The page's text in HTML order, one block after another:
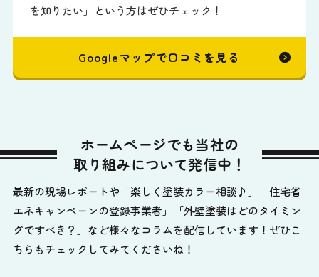
を知りたい」という方はぜひチェック！
Googleマップで口コミを見る
ホームページでも当社の
取り組みについて発信中！
最新の現場レポートや「楽しく塗装カラー相談♪」「住宅省
エネキャンペーンの登録事業者」「外壁塗装はどのタイミン
グですべき？」など様々なコラムを配信しています！ぜひこ
ちらもチェックしてみてくださいね！